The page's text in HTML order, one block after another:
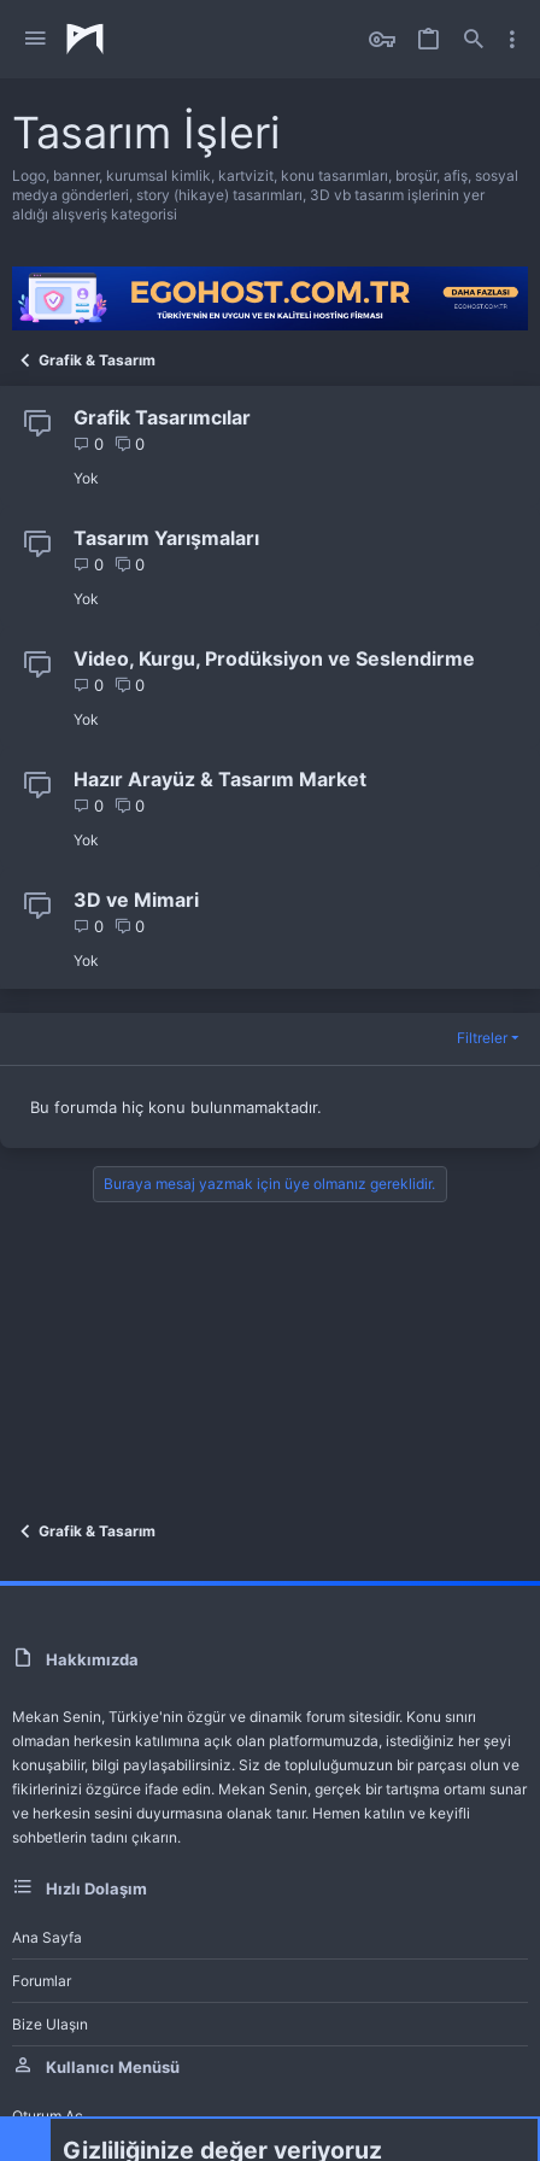
Tasarım İşleri
Logo, banner, kurumsal kimlik, kartvizit, konu tasarımları, broşür, afiş, sosyal
medya gönderleri, story (hikaye) tasarımları, 3D vb tasarım işlerinin yer
aldığı alışveriş kategorisi
Grafik & Tasarım
Grafik Tasarımcılar
0 0
Yok
Tasarım Yarışmaları
0 0
Yok
Video, Kurgu, Prodüksiyon ve Seslendirme
0 0
Yok
Hazır Arayüz & Tasarım Market
0 0
Yok
3D ve Mimari
0 0
Yok
Filtreler
Bu forumda hiç konu bulunmamaktadır.
Buraya mesaj yazmak için üye olmanız gereklidir.
Grafik & Tasarım
Hakkımızda
Mekan Senin, Türkiye'nin özgür ve dinamik forum sitesidir. Konu sınırı
olmadan herkesin katılımına açık olan platformumuzda, istediğiniz her şeyi
konuşabilir, bilgi paylaşabilirsiniz. Siz de topluluğumuzun bir parçası olun ve
fikirlerinizi özgürce ifade edin. Mekan Senin, gerçek bir tartışma ortamı sunar
ve herkesin sesini duyurmasına olanak tanır. Hemen katılın ve keyifli
sohbetlerin tadını çıkarın.
Hızlı Dolaşım
Ana Sayfa
Forumlar
Bize Ulaşın
Kullanıcı Menüsü
Oturum Aç
Gizliliğinize değer veriyoruz